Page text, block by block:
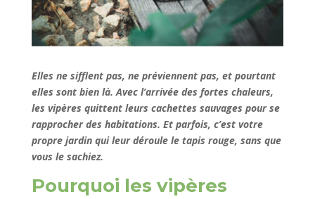
Elles ne sifflent pas, ne préviennent pas, et pourtant
elles sont bien là. Avec l’arrivée des fortes chaleurs,
les vipères quittent leurs cachettes sauvages pour se
rapprocher des habitations. Et parfois, c’est votre
propre jardin qui leur déroule le tapis rouge, sans que
vous le sachiez.
Pourquoi les vipères